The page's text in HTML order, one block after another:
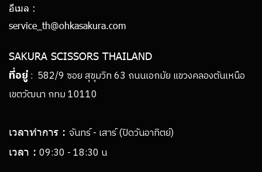
อีเมล :
service_th@ohkasakura.com
SAKURA SCISSORS THAILAND
ที่อยู่: 582/9 ซอย สุขุมวิท 63 ถนนเอกมัย แขวงคลองตันเหนือ
เขตวัฒนา กทม 10110
เวลาทำการ : จันทร์ - เสาร์ (ปิดวันอาทิตย์)
เวลา : 09:30 - 18:30 น